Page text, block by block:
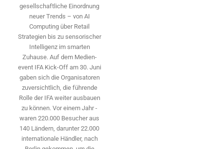
gesellschaftliche Einordnung
neuer Trends – von AI
Computing über Retail
Strategien bis zu sensorischer
Intelligenz im smarten
Zuhause. Auf dem Medien­
event IFA Kick-Off am 30. Juni
gaben sich die Organisatoren
zuversichtlich, die führende
Rolle der IFA weiter ausbauen
zu können. Vor einem Jahr ­
waren 220.000 Besucher aus
140 ­Ländern, ­darunter 22.000
internationale Händler, nach